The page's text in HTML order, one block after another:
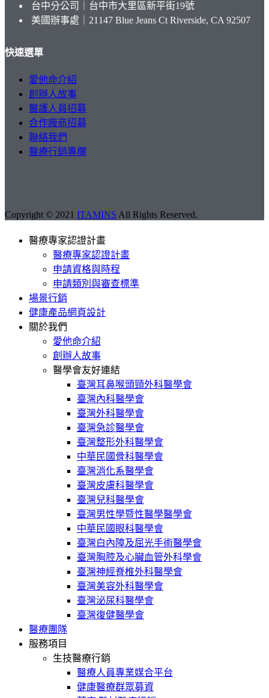
台中分公司｜台中市大里區新平街19號
美國辦事處｜21147 Blue Jeans Ct Riverside, CA 92507
快速選單
愛他命介紹
創辦人故事
醫護人員招募
合作廠商招募
聯絡我們
醫療行銷專欄
Copyright © 2021 ITAMINS All Rights Reserved.
醫療專家認證計畫
醫療專家認證計畫
申請資格與時程
申請類別與審查標準
場景行銷
健康產品網頁設計
關於我們
愛他命介紹
創辦人故事
醫學會友好連結
臺灣耳鼻喉頭頸外科醫學會
臺灣內科醫學會
臺灣外科醫學會
臺灣急診醫學會
臺灣整形外科醫學會
中華民國骨科醫學會
臺灣消化系醫學會
臺灣皮膚科醫學會
臺灣兒科醫學會
臺灣男性學暨性醫學醫學會
中華民國眼科醫學會
臺灣白內障及屈光手術醫學會
臺灣胸腔及心臟血管外科學會
臺灣神經脊椎外科醫學會
臺灣美容外科醫學會
臺灣泌尿科醫學會
臺灣復健醫學會
醫療團隊
服務項目
生技醫療行銷
醫療人員專業媒合平台
健康醫療群眾募資